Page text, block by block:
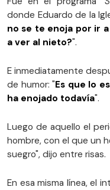
donde Eduardo de la
no se te enoja por ir
a ver al nieto?".
E inmediatamente
de humor: "Es que lo
ha enojado todavía".
Luego de aquello el
hombre, con el que un
suegro", dijo entre risas.
En esa misma línea, el